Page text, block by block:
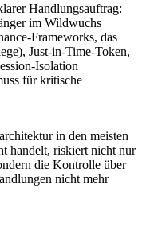
Handlungsauftrag:
im Wildwuchs
Frameworks, das
Just-in-Time-Token,
Isolation
für kritische
in den meisten
handelt, riskiert nicht nur
die Kontrolle über
nicht mehr